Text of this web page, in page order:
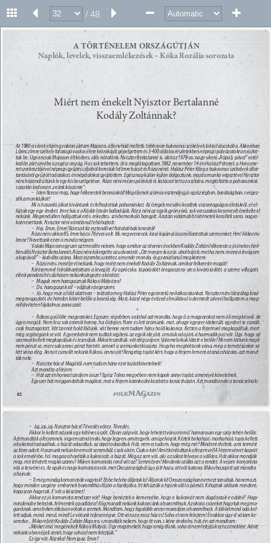
/ 48
32
A TÖRTÉNELEM ORSZÁGÚTJÁN
Naplók, levelek, visszaemlékezések – Kóka Rozália sorozata
Miért nem énekelt Nyisztor Bertalanné
Kodály Zoltánnak?
Az 1980-as évek elején gyakran jártam Majosra, a Bonyhád melletti, többnyire bukovinai székelyek lakta falucskába. Akkoriban
Lőrincz Imre székely fafaragó vaskos élete krónikáját gépelgettem és 3-400 oldalas részletekben néprajzi pályázatokra nyújtot-
tuk be. Ugyancsak Majoson élt kedves, idős nótafánk, Nyisztor Bertalanné is, akit az 1978-as, nagy sikerű „Röpülj, páva!” vetél-
kedőn zárt szívébe az egész ország. Ha csak tehettem, őt is meglátogattam.1982. november 14-én Halász Péterrel, a Honisme-
ret szerkesztőjével néprajzi gyűjtés céljából kerestük fel Imre bácsit és Rózsi nénit. Halász Péter főleg a bukovinai székelyek állat-
tartásáról gyűjtött adatokat, én népdalokat gyűjtöttem. Egész nap külön-külön dolgoztunk, majd a munka végeztével Nyisztor
néni házánál ültünk le egy kis beszélgetésre. Rózsi néni mézes pálinkát és kalácsot tett az asztalra, megtöltötte a poharainkat,
s azután kedvesen „reánk köszönte”:
– Isten ﬁzesse meg, hogy felkerestek bennünköt! Még éljenek számos esztendeig jó egészségben, barátságban, s végez-
zék a munkájikot!
Mi is hasonló jókat kívántunk és felhajtottuk poharainkat. Az öregek mesélni kezdtek viszontagságos életükről, el-el-
fújtak egy-egy éneket. Imre bácsi a Kádár István balladáját, Rózsi néni az egyik gyönyörű, sok versszakos keservesét énekelte el
nekünk. Megrendülten hallgattuk erős, rekedtes, szívbemarkoló hangját. Azután vidámabb történetek kerültek sorra, nagyo-
kat nevettünk. Nyisztor néni váratlanul felsóhajtott:
– Hej, Emre, Emre! Bárcsak tíz esztendővel ﬁatalabbak lennénk!
Rózsi néni akkor 85, Imre bácsi 78 éves volt. Mi, negyvenesek, kissé kajánul összevillantottuk szemeinket. Hm! Akkor mi
lenne? Nevettünk ezen is mind a négyen.
Valaki Majoson egyszer azt mesélte nekem, hogy amikor az ötvenes években Kodály Zoltán felkereste a jó énekes híré-
ben álló Nyisztor Bertalannét, Rózsi néni kikergette az udvaráról: „Ott menjen ki az úr, ahol béjött, met ha nem, minnyá levágom
a kapával!” – kiabálta utána. Most eszembe jutott ez a mende-monda, és gyanútlanul megkértem:
– Rózsi néni, mesélje el nekünk, hogy miért nem énekelt Kodály Zoltánnak, amikor felkereste magát!
Kérésemmel felrobbantottam a levegőt. Az aprócska, töpörödött öregasszony arca kivörösödött, a szeme villogott,
elénk penderült és dühösen nekünkszegezte a kérdést:
– Maguk nem haragusznak Rákosi Mátyásra?
– De, haragszunk rá! – vágtuk rá egyszerre.
–
Jó, hogy már a föld alatt van – toldotta meg Halász Péter egyöntetű nyilatkozatunkat. Nyisztor néni látszólag kissé
megnyugodott, de hirtelen kitört belőle a keserűség. Most, közel négy évtized elmúltával is dermedt szívvel hallgatom a mag-
nófelvételen fájdalmas panaszait.
*
– Rákosi gyűlölte magyarokot. Egyszer, régebben, valahol azt mondta, hogy ő a magyarokot nem öli meg késvel, de
úgyis megöli. Nem lesz sok örömik benne, ha ő idejön. Nem es lett örömünk, met, ahogy egyszer idekerült, egyebet se csinált,
csak fosztogatott. Vót tizenöt hold fődünk, vót benne nem tudom hány hold kukorica. Ketten a férjemvel megkapáltuk, mert
még segítségünk se vót. A gyerekeink nem tudtak segíteni, az egyik ide járt, a másik oda járt, a harmadik pici vót. Úgy, hogy az
uramval kellett megkapáljuk és leszedjük. Mikor leszedtük, vót elég szépen. Valamelyikük látott-e belőle? Mi nem láttunk majd-
nem pénzt se, mer csak annyi pénzt ﬁzetett, amivel a szemünket kiszúrta. Hogyha meghóttunk vóna, még a temetésünkre se
lett vóna elég. Annyit csinyált nekünk Rákosi, annyi jót! Rengeteg tojást kért, hogy a férjem lement a tanácsházára, azt mond-
ták neki:
– Nyisztor bácsi! Magától, nem tudom hány ezer tojást követelnek!
Azt mondta a férjem:
– Hát azt én honnat szedjem össze? Egész Tolna megyében nem kapok annyi tojást, amennyit követelnek.
Egyszer hát meggondolták magikot, met a férjem kárinkodni kezdett a tanácsházán. Azt mondta neki a tanácselnök:
– Jaj, jaj, jaj, Nyisztor bácsi! Tévedés vót ez. Tévedés.
Akkor le kellett adjunk egy kétéves üszőt. Olyan szép vót, hogy lehetett vóna immá’ hamarosan egy szép tehén belőle.
Azt mondták a férjemnek, vigyen szénát neki, hogy legyen, amit egyék, amíg elviszik. Kértek birkahúst, marhahúst, tojás kellett,
a kukoricát odaadtuk, a búzát odaadtuk, az árpát odaadtuk. Hát, nem es tudom, hogy még mit? Mindent elvittek, ami termést
az Isten adott. Hasznunk nekünk nem vót semmiből, csak a kén. Csak a kén! Amit kénlódtunk a férjemvel! A férjem sérvet kapott
a sok emelésbe, fel, magasra hordták a kukoricát, a búzát. Még az sem vót, aki a zsákot felvesse a vállára. Hát akkor mondják
meg, mit lehetett megköszönni? Milyen komonista rend vót az? Semmilyen! Mindenki utálta azt a rendet. A vejem komonista
vót, a tesvérei es. Az apjik es nagy komonista vót, met Oroszországból úgy jött haza, ott vót katona. Mikor hazajött azt mondta
a ﬁainak:
– Ti még mindig komonisták vagytok? Ebbe helybe álljatok ki! Álljatok ki! Oroszországban nem ezt tanultuk, hanem azt,
hogy minden szegény embernek baromﬁhús főjön a fazékjába. Itt kihúzták a fejünk alól a párnát. Kihúztak alólunk mindent,
kopaszon hagytak. E’ vót a köszönet!
Akkor ez jó komonista rendszer vót? Hogy benéztek a kemencébe, hogy a kukoricát nem dugdostuk-e odabé? Hogy
mindenübe belestek, felmentek a padlásra? Alig maradt nekünk kukoricánk a baromﬁnak. Azokot a csöveket hagytuk meg ma-
gunknak, amelyiken ritkásan vótak a szemek. Mondtam, hogy legalább annyi maradjon a baromﬁnak. A többit mind oda kel-
lett adjuk, mind, mind, mind! Le vótunk teljesen égve. Ott vót az a rossz ház es! Soha el nem felejtem! Én akkor úgy el vótam ke-
seredve... Mikor eljött Kodály Zoltán Majosra, s mondták nekem, hogy itt van, s kéne énekelni, hát, én azt mondtam:
„Minket imá’ megénekelt Rákosi Mátyás. Úgy megénekelt, hogy amíg élünk, soha el nem felejtjük ezt az éneklést. Adott
nekünk olyan éjjeli zenét, hogy soha el nem felejtjük.”
Ez így vót, Rózsika! Nem igaz, Emre?